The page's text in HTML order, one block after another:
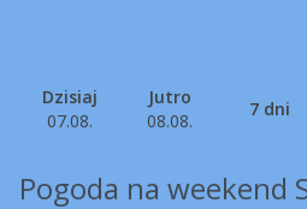
Dzisiaj
07.08.
Jutro
08.08.
7 dni
Pogoda na weekend